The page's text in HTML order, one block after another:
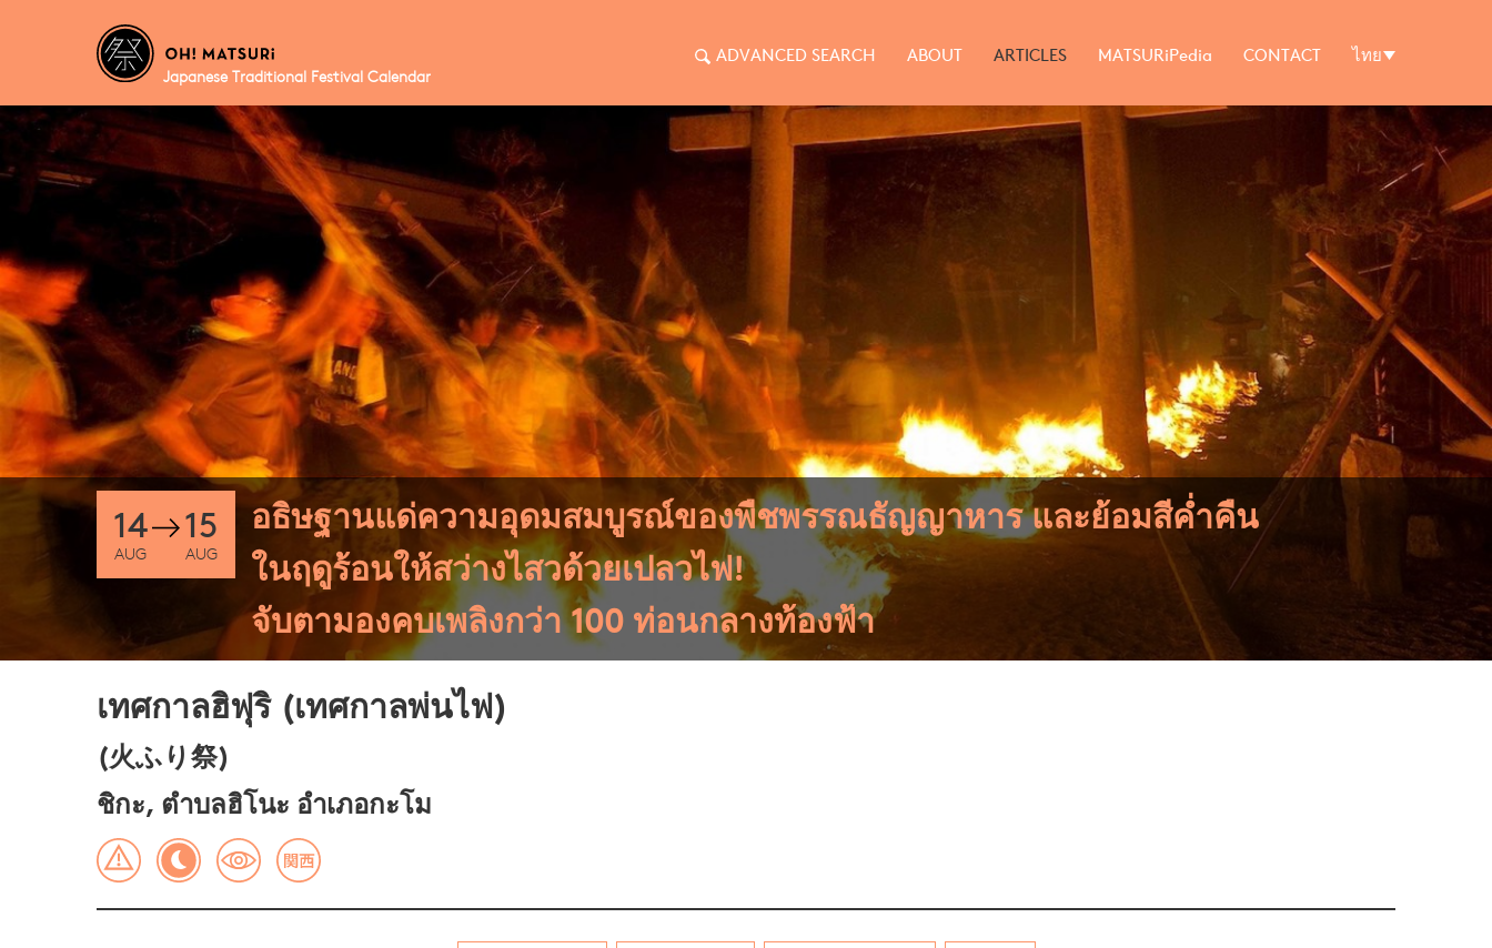
Japanese Traditional Festival Calendar
ADVANCED SEARCH ABOUT ARTICLES MATSURiPedia CONTACT ไทย
14
AUG
15
AUG
อธิษฐานแด่ความอุดมสมบูรณ์ของพืชพรรณธัญญาหาร และย้อมสีค่ำคืน
ในฤดูร้อนให้สว่างไสวด้วยเปลวไฟ!
จับตามองคบเพลิงกว่า 100 ท่อนกลางท้องฟ้า
เทศกาลฮิฟุริ (เทศกาลพ่นไฟ)
(火ふり祭)
ชิกะ, ตำบลฮิโนะ อำเภอกะโม